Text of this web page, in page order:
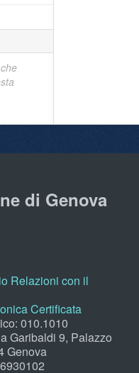
di Genova
Relazioni con il
Certificata
010.1010
Garibaldi 9, Palazzo
Genova